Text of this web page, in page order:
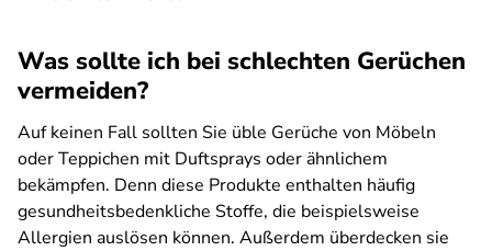
Was sollte ich bei schlechten Gerüchen
vermeiden?
Auf keinen Fall sollten Sie üble Gerüche von Möbeln
oder Teppichen mit Duftsprays oder ähnlichem
bekämpfen. Denn diese Produkte enthalten häufig
gesundheitsbedenkliche Stoffe, die beispielsweise
Allergien auslösen können. Außerdem überdecken sie